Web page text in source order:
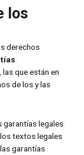
los
derechos
las que están en
de los y las
garantías legales
textos legales
garantías